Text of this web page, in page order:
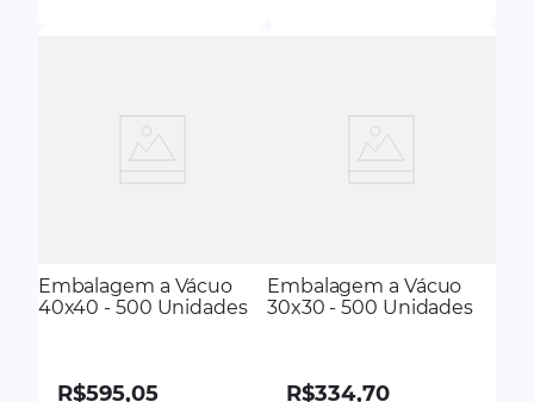
Embalagem a Vácuo
40x40 - 500 Unidades
R$595,05
Embalagem a Vácuo
30x30 - 500 Unidades
R$334,70